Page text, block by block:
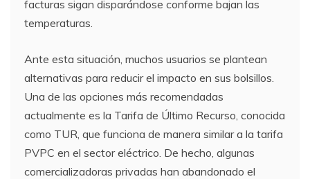
facturas sigan disparándose conforme bajan las
temperaturas.
Ante esta situación, muchos usuarios se plantean
alternativas para reducir el impacto en sus bolsillos.
Una de las opciones más recomendadas
actualmente es la Tarifa de Último Recurso, conocida
como TUR, que funciona de manera similar a la tarifa
PVPC en el sector eléctrico. De hecho, algunas
comercializadoras privadas han abandonado el